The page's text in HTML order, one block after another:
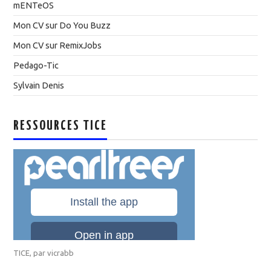
mENTeOS
Mon CV sur Do You Buzz
Mon CV sur RemixJobs
Pedago-Tic
Sylvain Denis
RESSOURCES TICE
TICE, parvicrabb